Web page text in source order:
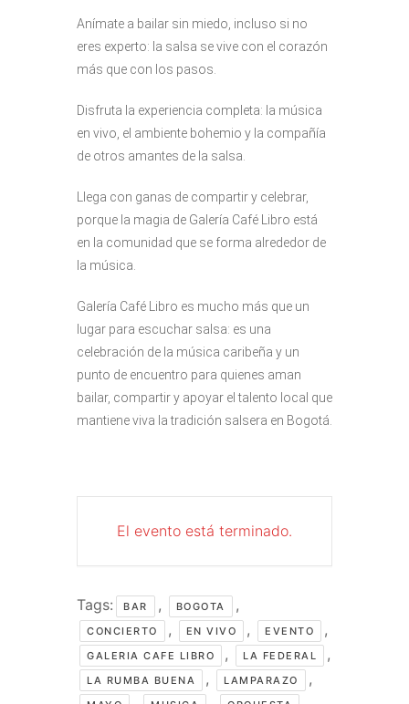
Anímate a bailar sin miedo, incluso si no
eres experto: la salsa se vive con el corazón
más que con los pasos.
Disfruta la experiencia completa: la música
en vivo, el ambiente bohemio y la compañía
de otros amantes de la salsa.
Llega con ganas de compartir y celebrar,
porque la magia de Galería Café Libro está
en la comunidad que se forma alrededor de
la música.
Galería Café Libro es mucho más que un
lugar para escuchar salsa: es una
celebración de la música caribeña y un
punto de encuentro para quienes aman
bailar, compartir y apoyar el talento local que
mantiene viva la tradición salsera en Bogotá.
El evento está terminado.
Tags: BAR , BOGOTA ,
CONCIERTO , EN VIVO , EVENTO ,
GALERIA CAFE LIBRO , LA FEDERAL ,
LA RUMBA BUENA , LAMPARAZO ,